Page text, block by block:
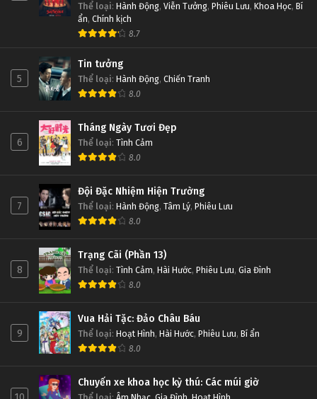
Thể loại: Hành Động, Viễn Tưởng, Phiêu Lưu, Khoa Học, Bí
ẩn, Chính kịch
8.7
5
Tin tưởng
Thể loại: Hành Động, Chiến Tranh
8.0
6
Tháng Ngày Tươi Đẹp
Thể loại: Tình Cảm
8.0
7
Đội Đặc Nhiệm Hiện Trường
Thể loại: Hành Động, Tâm Lý, Phiêu Lưu
8.0
8
Trạng Cãi (Phần 13)
Thể loại: Tình Cảm, Hài Hước, Phiêu Lưu, Gia Đình
8.0
9
Vua Hải Tặc: Đảo Châu Báu
Thể loại: Hoạt Hình, Hài Hước, Phiêu Lưu, Bí ẩn
8.0
Chuyến xe khoa học kỳ thú: Các múi giờ